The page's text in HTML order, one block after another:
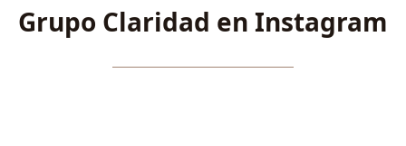
Grupo Claridad en Instagram